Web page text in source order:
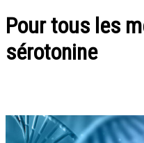
Pour tous les
sérotonine